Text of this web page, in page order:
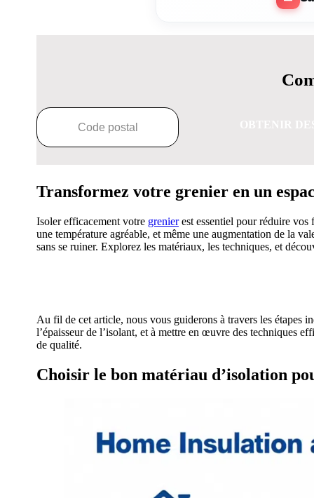
Transformez votre grenier en un
Isoler efficacement votre grenierest essentiel pour réduire vos
une température agréable, et même une augmentation de la
sans se ruiner. Explorez les matériaux, les techniques, et
Au fil de cet article, nous vous guiderons à travers les étapes
l’épaisseur de l’isolant, et à mettre en œuvre des techniques
de qualité.
Choisir le bon matériau d’isolation